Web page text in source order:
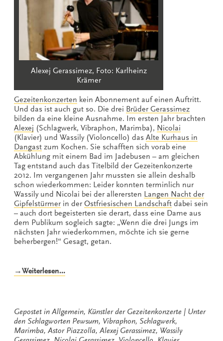
Alexej Gerassimez, Foto: Karlheinz
Krämer
Gezeitenkonzerten kein Abonnement auf einen Auftritt.
Und das ist auch gut so. Die drei Brüder Gerassimez
bilden da eine kleine Ausnahme. Im ersten Jahr brachten
Alexej (Schlagwerk, Vibraphon, Marimba), Nicolai
(Klavier) und Wassily (Violoncello) das Alte Kurhaus in
Dangast zum Kochen. Sie schafften sich vorab eine
Abkühlung mit einem Bad im Jadebusen – am gleichen
Tag entstand auch das Titelbild der Gezeitenkonzerte
2012. Im vergangenen Jahr mussten sie allein deshalb
schon wiederkommen: Leider konnten terminlich nur
Wassily und Nicolai bei der allerersten Langen Nacht der
Gipfelstürmerin derOstfriesischen Landschaft dabei sein
– auch dort begeisterten sie derart, dass eine Dame aus
dem Publikum sogleich sagte: „Wenn die drei Jungs im
nächsten Jahr wiederkommen, möchte ich sie gerne
beherbergen!“ Gesagt, getan.
→Weiterlesen…„Dreimal
Gepostet in Allgemein, Künstler der Gezeitenkonzerte
Unter
den Schlagworten Pewsum, Vibraphon, Schlagwerk,
Marimba, Astor Piazzolla, Alexej Gerassimez, Wassily